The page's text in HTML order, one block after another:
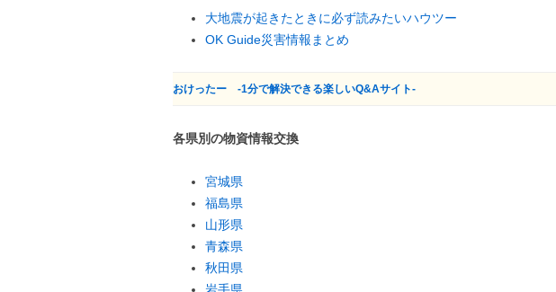
大地震が起きたときに必ず読みたいハウツー
OK Guide災害情報まとめ
おけったー -1分で解決できる楽しいQ&Aサイト-
各県別の物資情報交換
宮城県
福島県
山形県
青森県
秋田県